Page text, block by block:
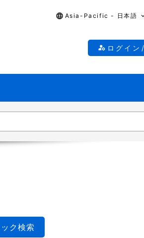
Asia-Pacific - 日本語
ログイ
ク検索